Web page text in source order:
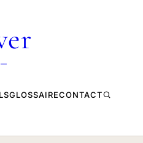
GLOSSAIRECONTACT